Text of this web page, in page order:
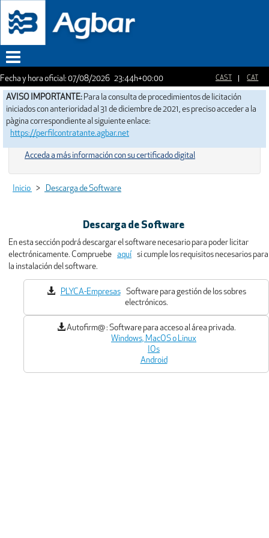
Fecha y hora oficial: 07/08/2026 23:44h+00:00
AVISO IMPORTANTE: Para la consulta de procedimientos de licitación
iniciados con anterioridad al 31 de diciembre de 2021, es preciso acceder a la
pàgina correspondiente al siguiente enlace:
https://perfilcontratante.agbar.net
Menu
Acceda a más información con su certificado digital
Inicio > Descarga de Software
Descarga de Software
En esta sección podrá descargar el software necesario para poder licitar
electrónicamente. Compruebe aquí si cumple los requisitos necesarios para
la instalación del software.
PLYCA-Empresas
Software para gestión de los sobres
electrónicos.
Autofirm@ : Software para acceso al área privada.
Windows, MacOS o Linux
IOs
Android